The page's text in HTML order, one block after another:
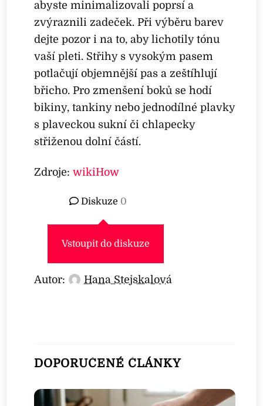
abyste minimalizovali poprsí a
zvýraznili zadeček. Při výběru barev
dejte pozor i na to, aby lichotily tónu
vaší pleti. Střihy s vysokým pasem
potlačují objemnější pas a zeštíhlují
břicho. Pro zmenšení boků se hodí
bikiny, tankiny nebo jednodílné plavky
s plaveckou sukní či chlapecky
střiženou dolní částí.
Zdroje:wikiHow
Diskuze 0
Vstoupit do diskuze
Autor: Hana Stejskalová
DOPORUČENÉ ČLÁNKY